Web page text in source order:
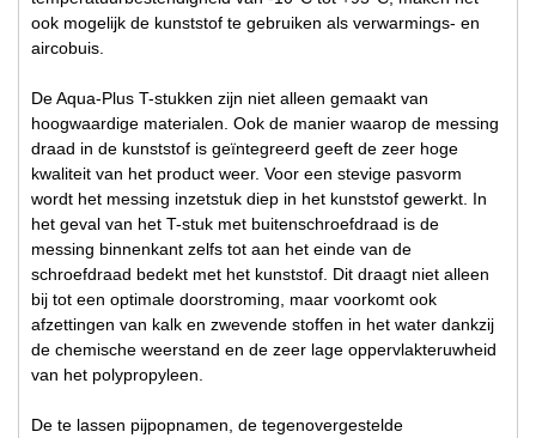
ook mogelijk de kunststof te gebruiken als verwarmings- en
aircobuis.
De Aqua-Plus T-stukken zijn niet alleen gemaakt van
hoogwaardige materialen. Ook de manier waarop de messing
draad in de kunststof is geïntegreerd geeft de zeer hoge
kwaliteit van het product weer. Voor een stevige pasvorm
wordt het messing inzetstuk diep in het kunststof gewerkt. In
het geval van het T-stuk met buitenschroefdraad is de
messing binnenkant zelfs tot aan het einde van de
schroefdraad bedekt met het kunststof. Dit draagt niet alleen
bij tot een optimale doorstroming, maar voorkomt ook
afzettingen van kalk en zwevende stoffen in het water dankzij
de chemische weerstand en de zeer lage oppervlakteruwheid
van het polypropyleen.
De te lassen pijpopnamen, de tegenovergestelde